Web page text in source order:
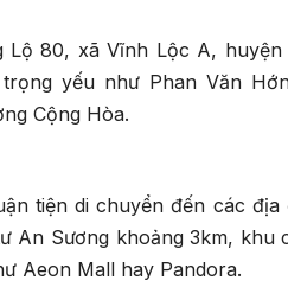
80, xã Vĩnh Lộc A,
yếu như Phan Văn
Cộng Hòa.
tiện di chuyển đến các
An Sương khoảng 3km, khu
Aeon Mall hay Pandora.